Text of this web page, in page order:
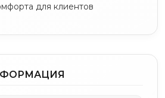
для клиентов